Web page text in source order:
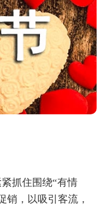
抓住围绕“有情
销，以吸引客流，